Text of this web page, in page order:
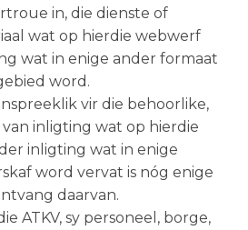
in, die dienste of
wat op hierdie webwerf
wat in enige ander formaat
word.
vir die behoorlike,
inligting wat op hierdie
inligting wat in enige
word vervat is nóg enige
daarvan.
ATKV, sy personeel, borge,